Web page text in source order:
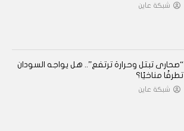
شبكة عاين
“صحارى تبتل وحرارة ترتفع”.. هل يواجه السودان
تطرفًا مناخيًا؟
شبكة عاين